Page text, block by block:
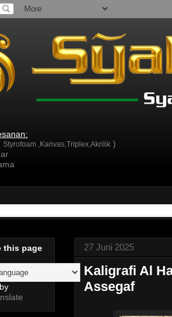
Styrofoam ,Kanvas,Triplex,Akrilik )
27 Juni 2025
Kaligrafi Al
Assegaf
this page